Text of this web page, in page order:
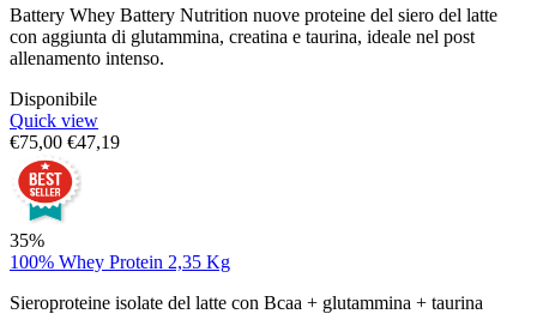
Battery Whey Battery Nutrition nuove proteine del siero del latte
con aggiunta di glutammina, creatina e taurina, ideale nel post
allenamento intenso.
Disponibile
Quick view
€75,00 €47,19
35%
100% Whey Protein 2,35 Kg
Sieroproteine isolate del latte con Bcaa + glutammina + taurina